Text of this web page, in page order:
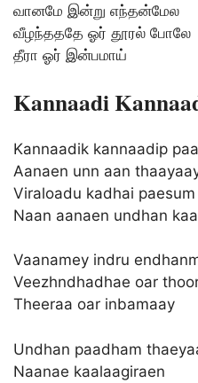
வானமே இன்று எந்தன்மேல
வீழந்தததே ஓர் தூரல் போலே
தீரா ஓர் இன்பமாய்
Kannaadi
Kannaadik kannaadip
Aanaen unn aan
Viraloadu kadhai
Naan aanaen undhan
Vaanamey indru
Veezhndhadhae oar
Theeraa oar inbamaay
Undhan paadham
Naanae kaalaagiraen